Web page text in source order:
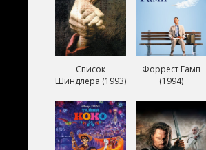
Список
Шиндлера (1993)
Форрест Гамп
(1994)